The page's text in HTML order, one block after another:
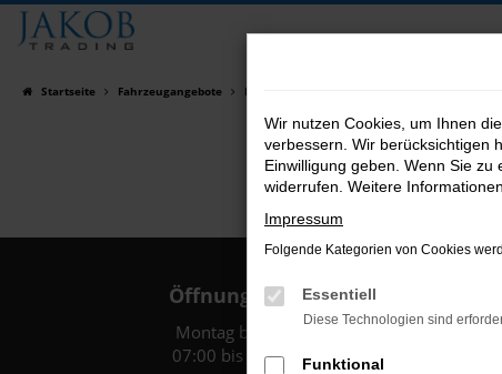
Zum
Hauptinhalt
Startseite Fahrzeugangebote Fahrzeugsuche
Öffnungszeiten:
Montag bis Freitag:
07:00 bis 18:00 Uhr
Wir nutzen Cookies, um Ihnen
verbessern. Wir berücksichtigen
Einwilligung geben. Wenn Sie
widerrufen. Weitere
Impressum
Folgende Kategorien von Cookies
Essentiell
Diese Technologien sind
Funktional